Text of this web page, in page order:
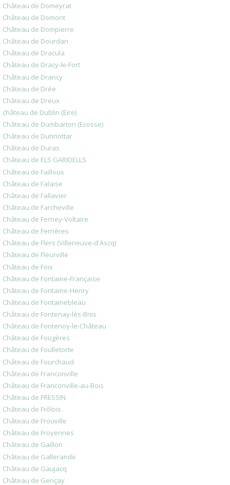
Château de Domeyrat
Château de Domont
Château de Dompierre
Château de Dourdan
Château de Dracula
Château de Dracy-le-Fort
Château de Drancy
Château de Drée
Château de Dreux
château de Dublin (Eire)
Château de Dumbarton (Ecosse)
Château de Dunnottar
Château de Duras
Château de ELS GARIDELLS
Château de Failloux
Château de Falaise
Château de Fallavier
Château de Farcheville
Château de Ferney-Voltaire
Château de Ferrières
Château de Flers (Villeneuve-d'Ascq)
Château de Fleurville
Château de Foix
Château de Fontaine-Française
Château de Fontaine-Henry
Château de Fontainebleau
Château de Fontenay-lès-Briis
Château de Fontenoy-le-Château
Château de Fougères
Château de Foulletorte
Château de Fourchaud
Château de Franconville
Château de Franconville-au-Bois
Château de FRESSIN
Château de Frôlois
Château de Frouville
Château de Froyennes
Château de Gaillon
Château de Gallerande
Château de Gaujacq
Château de Gençay